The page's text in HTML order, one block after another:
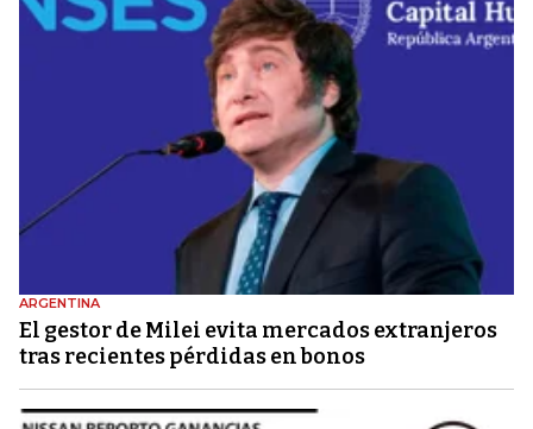
ARGENTINA
El gestor de Milei evita mercados extranjeros
tras recientes pérdidas en bonos